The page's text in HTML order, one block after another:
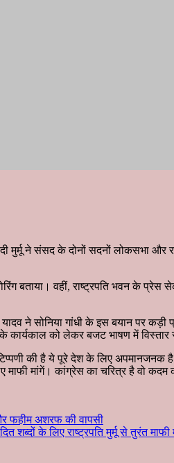
मुर्मू ने संसद के दोनों सदनों लोकसभा
बताया। वहीं, राष्ट्रपति भवन के प्रेस
यादव ने सोनिया गांधी के इस बयान
के कार्यकाल को लेकर बजट भाषण में
की है ये पूरे देश के लिए
माफी मांगें। कांग्रेस का चरित्र है वो
फहीम अशरफ की वापसी
शब्दों के लिए राष्ट्रपति मुर्मू से तुरंत माफी